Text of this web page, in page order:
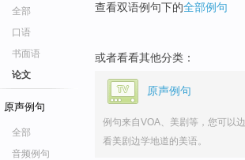
全部
口语
书面语
论文
原声例句
全部
音频例句
查看双语例句下的全部例句
或者看看其他分类：
原声例句
例句来自VOA、美剧等，您可以边
看美剧边学地道的美语。